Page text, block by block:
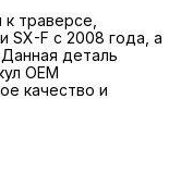
траверсе,
SX-F с 2008 года, а
деталь
OEM
качество и